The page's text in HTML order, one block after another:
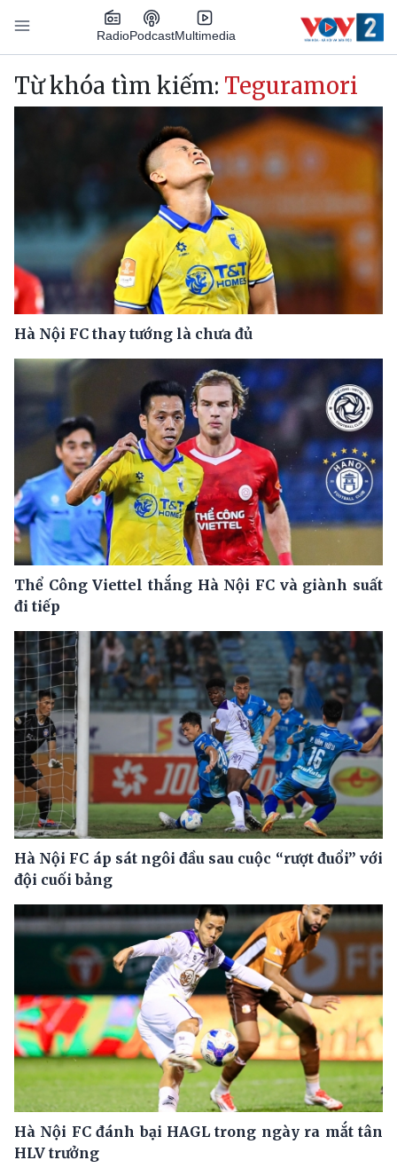
Nhảy đến nội dung
RadioPodcastMultimedia
Main navigation
Từ khóa tìm kiếm: Teguramori
Hà Nội FC thay tướng là chưa đủ
Thể Công Viettel thắng Hà Nội FC và giành suất
đi tiếp
Hà Nội FC áp sát ngôi đầu sau cuộc “rượt đuổi” với
đội cuối bảng
Hà Nội FC đánh bại HAGL trong ngày ra mắt tân
HLV trưởng